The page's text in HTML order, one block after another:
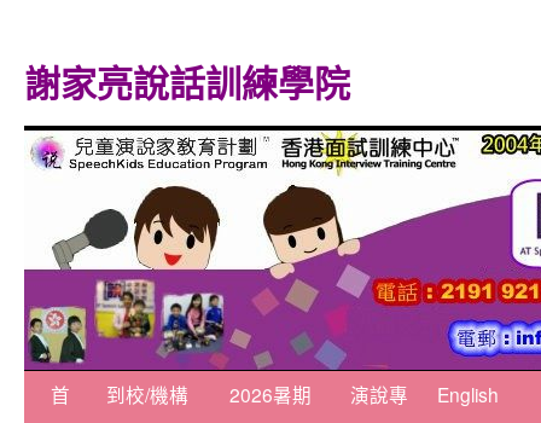
謝家亮說話訓練學院
首
到校/機構
2026暑期
演說專
English